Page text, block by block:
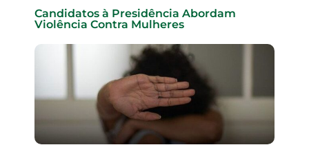
Candidatos à Presidência Abordam
Violência Contra Mulheres